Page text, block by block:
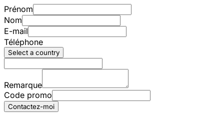
Prénom
Nom
E-mail
Téléphone
Select a country
Remarque
Code promo
Contactez-moi